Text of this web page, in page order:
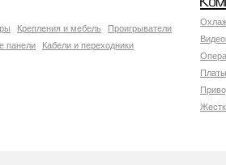
Крепления и мебель
Проигрыватели
панели Кабели и переходники